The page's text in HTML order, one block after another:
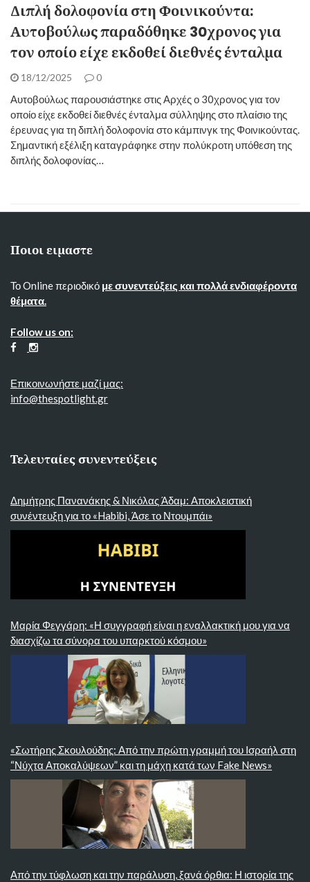
Διπλή δολοφονία στη Φοινικούντα:
Αυτοβούλως παραδόθηκε 30χρονος για
τον οποίο είχε εκδοθεί διεθνές ένταλμα
18/12/2025 0
Αυτοβούλως παρουσιάστηκε στις Αρχές ο 30χρονος για τον
οποίο είχε εκδοθεί διεθνές ένταλμα σύλληψης στο πλαίσιο της
έρευνας για τη διπλή δολοφονία στο κάμπινγκ της Φοινικούντας.
Σημαντική εξέλιξη καταγράφηκε στην πολύκροτη υπόθεση της
διπλής δολοφονίας…
Ποιοι ειμαστε
Το Online περιοδικό με συνεντεύξεις και πολλά ενδιαφέροντα
θέματα.
Follow us on:
Επικοινωνήστε μαζί μας:
info@thespotlight.gr
Τελευταίες συνεντεύξεις
Δημήτρης Πανανάκης & Νικόλας Άδαμ: Αποκλειστική
συνέντευξη για το «Habibi, Άσε το Ντουμπάι»
Μαρία Φεγγάρη: «Η συγγραφή είναι η εναλλακτική μου για να
διασχίζω τα σύνορα του υπαρκτού κόσμου»
«Σωτήρης Σκουλούδης: Από την πρώτη γραμμή του Ισραήλ στη
“Νύχτα Αποκαλύψεων” και τη μάχη κατά των Fake News»
Από την τύφλωση και την παράλυση, ξανά όρθια: Η ιστορία της